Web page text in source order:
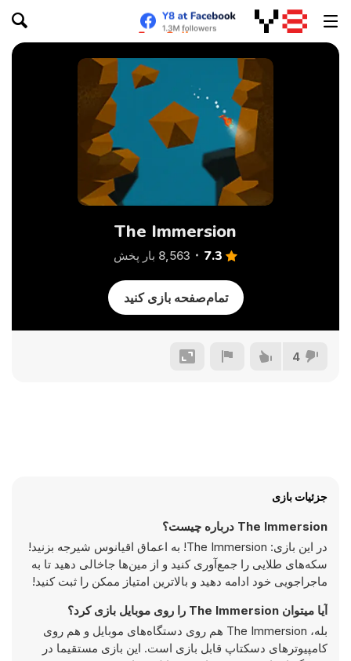
The Immersion
7.3 8,563 بار پخش
تمام‌صفحه بازی کنید
4
جزئیات بازی
The Immersion درباره چیست؟
در این بازی: The Immersion! به اعماق اقیانوس شیرجه بزنید!
سکه‌های طلایی را جمع‌آوری کنید و از مین‌ها جاخالی دهید تا به
ماجراجویی خود ادامه دهید و بالاترین امتیاز ممکن را ثبت کنید!
آیا میتوان The Immersion را روی موبایل بازی کرد؟
بله، The Immersion هم روی دستگاه‌های موبایل و هم روی
کامپیوترهای دسکتاپ قابل بازی است. این بازی مستقیما در